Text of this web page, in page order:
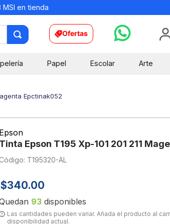
en tienda
Ofertas
Papel Escolar Arte
Epctinak052
Epson
Tinta Epson T195 Xp-101 201 211
: T195320-AL
$340.00
93disponibles
Las cantidades pueden variar. Añada el producto al
disponibilidad actual.